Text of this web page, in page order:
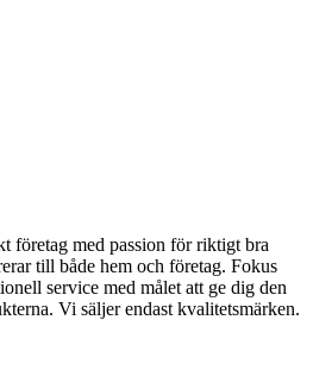
företag med passion för riktigt bra
till både hem och företag. Fokus
service med målet att ge dig den
Vi säljer endast kvalitetsmärken.